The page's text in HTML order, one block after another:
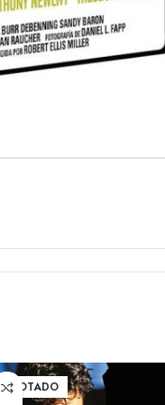
AGOTADO